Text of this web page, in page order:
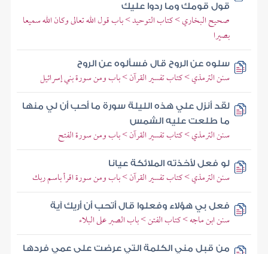
قول قومك وما ردوا عليك
صحيح البخاري > كتاب التوحيد > باب قول الله تعالى وكان الله سميعا
بصيرا
سلوه عن الروح قال فسألوه عن الروح
سنن الترمذي > كتاب تفسير القرآن > باب ومن سورة بني إسرائيل
لقد أنزل علي هذه الليلة سورة ما أحب أن لي منها
ما طلعت عليه الشمس
سنن الترمذي > كتاب تفسير القرآن > باب ومن سورة الفتح
لو فعل لأخذته الملائكة عيانا
سنن الترمذي > كتاب تفسير القرآن > باب ومن سورة اقرأ باسم ربك
فعل بي هؤلاء وفعلوا قال أتحب أن أريك آية
سنن ابن ماجه > كتاب الفتن > باب الصبر على البلاء
من قبل مني الكلمة التي عرضت على عمي فردها